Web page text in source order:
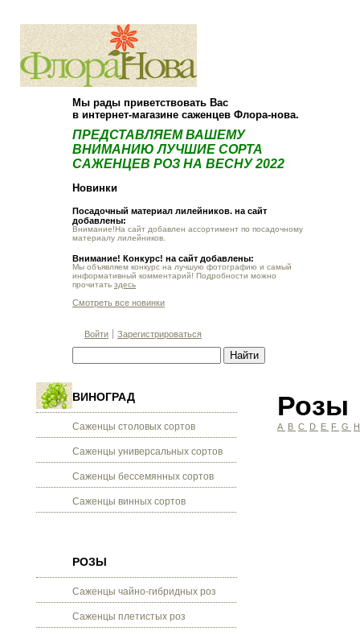
Мы рады приветствовать Вас
в интернет-магазине саженцев Флора-нова.
ПРЕДСТАВЛЯЕМ ВАШЕМУ
ВНИМАНИЮ ЛУЧШИЕ СОРТА
САЖЕНЦЕВ РОЗ НА ВЕСНУ 2022
Новинки
Посадочный материал лилейников. на сайт
добавлены:
Внимание!На сайт добавлен ассортимент по посадочному
материалу лилейников.
Внимание! Конкурс! на сайт добавлены:
Мы объявляем конкурс на лучшую фотографию и самый
информативный комментарий! Подробности можно
прочитать здесь
Смотреть все новинки
Войти Зарегистрироваться
ВИНОГРАД
Саженцы столовых сортов
Саженцы универсальных сортов
Саженцы бессемянных сортов
Саженцы винных сортов
РОЗЫ
Саженцы чайно-гибридных роз
Саженцы плетистых роз
Розы
A B C D E F G